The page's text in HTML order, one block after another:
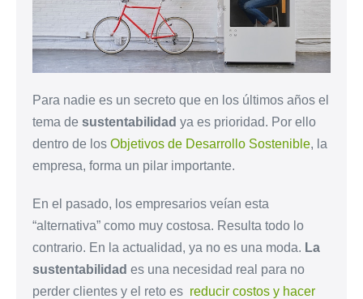
Para nadie es un secreto que en los últimos años el
tema de sustentabilidad ya es prioridad. Por ello
dentro de los Objetivos de Desarrollo Sostenible, la
empresa, forma un pilar importante.
En el pasado, los empresarios veían esta
“alternativa” como muy costosa. Resulta todo lo
contrario. En la actualidad, ya no es una moda. La
sustentabilidad es una necesidad real para no
perder clientes y el reto es reducir costos y hacer